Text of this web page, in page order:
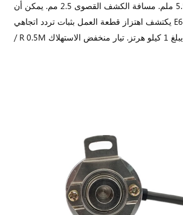
صغير جدًا بحجم 5.5 ملم. مسافة الكشف القصوى 2.5 مم. يمكن أن
يكتشف اهتزاز قطعة العمل بثبات تردد اتجاهي E6HZ-CWZ6C 1024P
/ R 0.5M يبلغ 1 كيلو هرتز. تيار منخفض الاستهلاك